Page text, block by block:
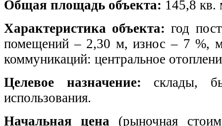
Общая площадь объекта: 145,8 кв.
Характеристика объекта: год
помещений – 2,30 м, износ – 7 %,
коммуникаций: центральное
Целевое назначение: склады,
использования.
Начальная цена (рыночная